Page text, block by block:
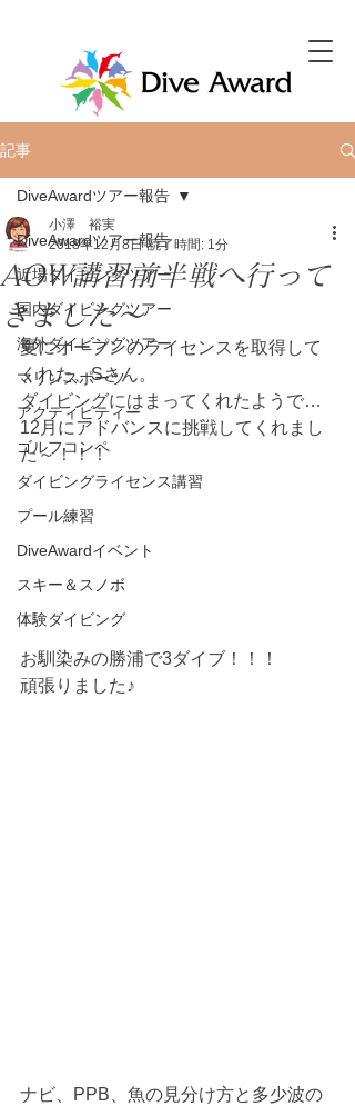
記事
DiveAwardツアー報告
近場ダイビングツアー
国内ダイビングツアー
海外ダイビングツアー
マリンスポーツ
アクティビティー
ゴルフコンペ
ダイビングライセンス講習
プール練習
DiveAwardイベント
スキー＆スノボ
体験ダイビング
DiveAwardツアー報告
AOW講習前半戦へ行って
きました～
小澤 裕実
2018年12月8日 読了時間: 1分
夏にオープンのライセンスを取得して
くれた、Sさん。
ダイビングにはまってくれたようで…
12月にアドバンスに挑戦してくれまし
た～！！！
お馴染みの勝浦で3ダイブ！！！
頑張りました♪
ナビ、PPB、魚の見分け方と多少波の